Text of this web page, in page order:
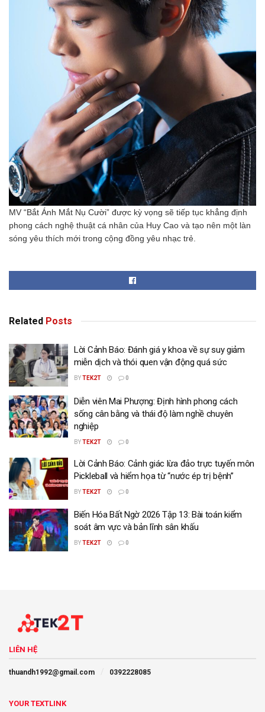
MV “Bắt Ánh Mắt Nụ Cười” được kỳ vọng sẽ tiếp tục khẳng định
phong cách nghệ thuật cá nhân của Huy Cao và tạo nên một làn
sóng yêu thích mới trong cộng đồng yêu nhạc trẻ.
Related Posts
Lời Cảnh Báo: Đánh giá y khoa về sự suy giảm
miễn dịch và thói quen vận động quá sức
BYTEK2T 0
Diễn viên Mai Phượng: Định hình phong cách
sống cân bằng và thái độ làm nghề chuyên
nghiệp
BYTEK2T 0
Lời Cảnh Báo: Cảnh giác lừa đảo trực tuyến môn
Pickleball và hiểm họa từ “nước ép trị bệnh”
BYTEK2T 0
Biến Hóa Bất Ngờ 2026 Tập 13: Bài toán kiểm
soát âm vực và bản lĩnh sân khấu
BYTEK2T 0
LIÊN HỆ
thuandh1992@gmail.com 0392228085
YOUR TEXTLINK